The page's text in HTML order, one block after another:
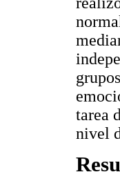
tarea
nivel